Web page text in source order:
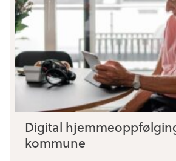
Digital
kommune